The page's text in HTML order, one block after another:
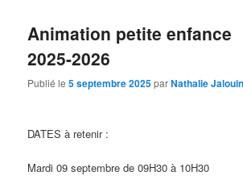
Animation petite enfance
2025-2026
Publié le5 septembre 2025parNathalie Jalouin
DATES à retenir :
Mardi 09 septembre de 09H30 à 10H30